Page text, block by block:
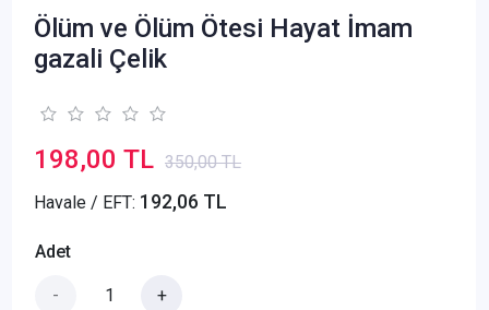
Ölüm ve Ölüm Ötesi Hayat İmam
gazali Çelik
198,00 TL 350,00 TL
Havale / EFT: 192,06 TL
Adet
- +